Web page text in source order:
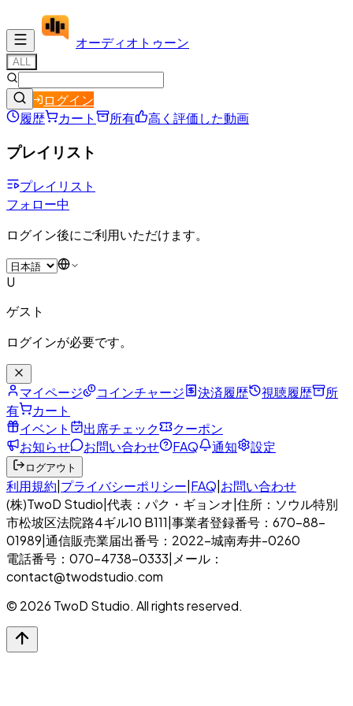
オーディオ トゥーン
ALL
ログイン
履歴
カート 所有 高く評価した動画
プレイリスト
プレイリスト
フォロー中
ログイン後にご利用いただけます。
U
ゲスト
ログインが必要です。
マイページ コインチャージ 決済履歴 視聴履歴
所
有
カート
イベント
出席チェック
クーポン
お知らせ
お問い合わせ FAQ 通知 設定
ログアウト
利用規約 プライバシーポリシー FAQ お問い合わせ
(株)TwoD Studio 代表：パク・ギョンオ 住所：ソウル特別
市松坡区法院路4ギル10 B111 事業者登録番号：670-88-
01989 通信販売業届出番号：2022-城南寿井-0260
電話番号：070-4738-0333 メール：
contact@twodstudio.com
© 2026 TwoD Studio. All rights reserved.